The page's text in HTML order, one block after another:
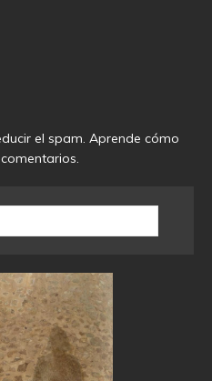
el spam. Aprende cómo
.